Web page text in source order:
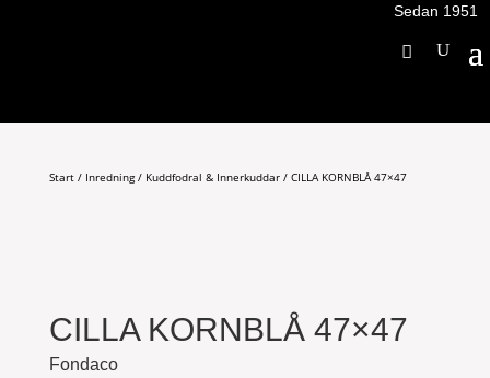
Sedan 1951
Start/ Inredning/ Kuddfodral & Innerkuddar/ CILLA KORNBLÅ 47×47
CILLA KORNBLÅ 47×47
Fondaco